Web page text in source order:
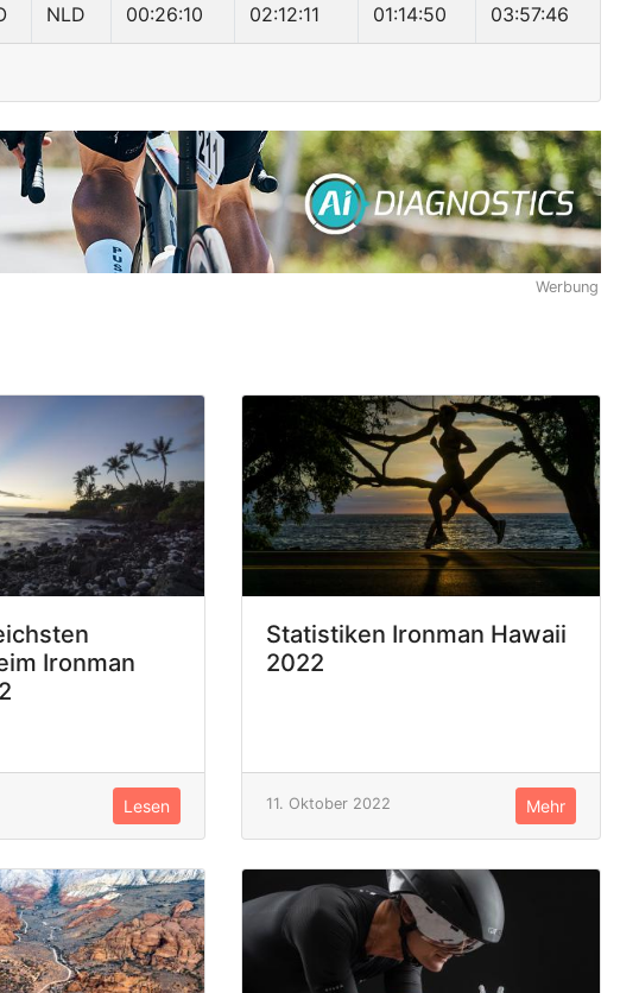
NLD 00:26:10 02:12:11 01:14:50 03:57:46
Werbung
Ironman
Lesen
Statistiken Ironman Hawaii
2022
11. Oktober 2022 Mehr